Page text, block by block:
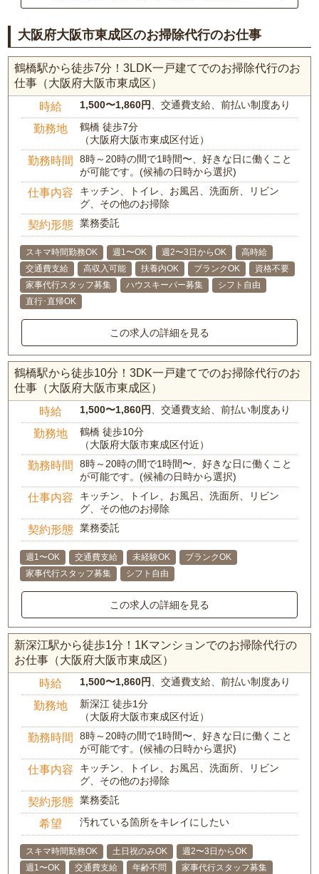
大阪府大阪市東成区のお掃除代行のお仕事
鶴橋駅から徒歩7分！3LDK一戸建てでのお掃除代行のお
仕事（大阪府大阪市東成区）
時給 1,500〜1,860円 、交通費支給、前払い制度あり
勤務地
鶴橋 徒歩7分
（大阪府大阪市東成区付近）
勤務時間
8時～20時の間で1時間〜、好きな日に働くこと
が可能です。(候補の日時から選択)
仕事内容
キッチン、トイレ、お風呂、洗面所、リビン
グ、その他のお掃除
契約形態 業務委託
スキマ時間勤務OK 週1〜OK 週2〜3日からOK
高時給
交通費支給
高収入可能 扶養内OK ブランクOK
資格不要
家事代行スタッフ募集
ハウスキーパー募集
シフト自由
直行･直帰OK
この求人の詳細を見る
鶴橋駅から徒歩10分！3DK一戸建てでのお掃除代行のお
仕事（大阪府大阪市東成区）
時給 1,500〜1,860円 、交通費支給、前払い制度あり
勤務地
鶴橋 徒歩10分
（大阪府大阪市東成区付近）
勤務時間
8時～20時の間で1時間〜、好きな日に働くこと
が可能です。(候補の日時から選択)
仕事内容
キッチン、トイレ、お風呂、洗面所、リビン
グ、その他のお掃除
契約形態 業務委託
週1〜OK 交通費支給 未経験OK
ブランクOK
家事代行スタッフ募集
シフト自由
この求人の詳細を見る
新深江駅から徒歩1分！1Kマンションでのお掃除代行の
お仕事（大阪府大阪市東成区）
時給 1,500〜1,860円 、交通費支給、前払い制度あり
勤務地
新深江 徒歩1分
（大阪府大阪市東成区付近）
勤務時間
8時～20時の間で1時間〜、好きな日に働くこと
が可能です。(候補の日時から選択)
仕事内容
キッチン、トイレ、お風呂、洗面所、リビン
グ、その他のお掃除
契約形態 業務委託
希望 汚れている箇所をキレイにしたい
スキマ時間勤務OK 土日祝のみOK
週2〜3日からOK
週1〜OK
交通費支給 年齢不問 家事代行スタッフ募集